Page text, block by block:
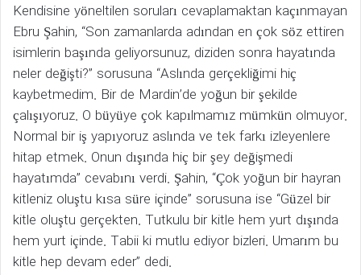
Kendisine yöneltilen soruları cevaplamaktan kaçınmayan
Ebru Şahin, “Son zamanlarda adından en çok söz ettiren
isimlerin başında geliyorsunuz, diziden sonra hayatında
neler değişti?” sorusuna “Aslında gerçekliğimi hiç
kaybetmedim. Bir de Mardin’de yoğun bir şekilde
çalışıyoruz. O büyüye çok kapılmamız mümkün olmuyor.
Normal bir iş yapıyoruz aslında ve tek farkı izleyenlere
hitap etmek. Onun dışında hiç bir şey değişmedi
hayatımda” cevabını verdi. Şahin, “Çok yoğun bir hayran
kitleniz oluştu kısa süre içinde” sorusuna ise “Güzel bir
kitle oluştu gerçekten. Tutkulu bir kitle hem yurt dışında
hem yurt içinde. Tabii ki mutlu ediyor bizleri. Umarım bu
kitle hep devam eder” dedi.